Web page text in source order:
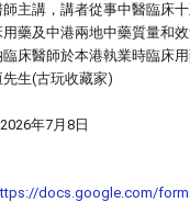
主講，講者從事中醫臨床
藥及中港兩地中藥質量和
床醫師於本港執業時臨床用
生(古玩收藏家)
2026年7月 8 日
docs.google.com/